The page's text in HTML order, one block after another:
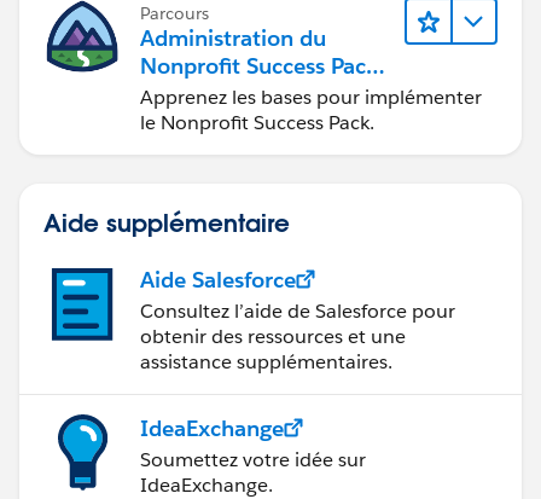
Parcours
Administration du
Nonprofit Success Pack
(NPSP)
Apprenez les bases pour implémenter
le Nonprofit Success Pack.
Aide supplémentaire
Aide Salesforce
Consultez l’aide de Salesforce pour
obtenir des ressources et une
assistance supplémentaires.
IdeaExchange
Soumettez votre idée sur
IdeaExchange.